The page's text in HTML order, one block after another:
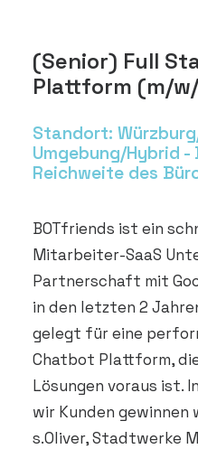
DEMO VEREINBAREN
(Senior) Full
Plattform (m/
Standort:
Umgebung/Hybrid
Reichweite des
BOTfriends ist ein
Mitarbeiter-SaaS
Partnerschaft mit
in den letzten 2
gelegt für eine
Chatbot Plattform,
Lösungen voraus ist.
wir Kunden gewinnen
s.Oliver, Stadtwerke